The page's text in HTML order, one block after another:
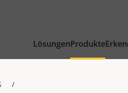
LösungenProdukte